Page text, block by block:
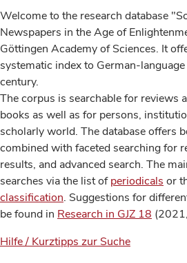
Welcome to the research database
Newspapers in the Age of
Göttingen Academy of Sciences. It
systematic index to German-
century.
The corpus is searchable for reviews
books as well as for persons,
scholarly world. The database offers
combined with faceted searching for
results, and advanced search. The
searches via the list ofperiodicals or
classification. Suggestions for
be found in Research in GJZ 18
Hilfe / Kurztipps zur Suche